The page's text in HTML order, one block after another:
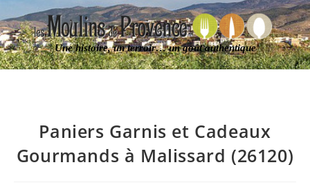
Une histoire, un terroir… un goût authentique
Paniers Garnis et Cadeaux
Gourmands à Malissard (26120)